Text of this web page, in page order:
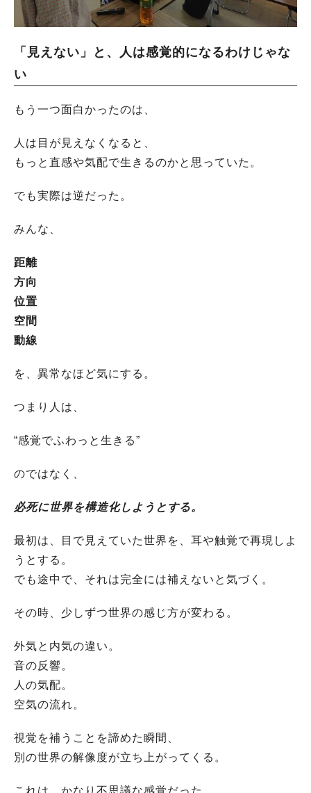
「見えない」と、人は感覚的になるわけじゃな
い
もう一つ面白かったのは、
人は目が見えなくなると、
もっと直感や気配で生きるのかと思っていた。
でも実際は逆だった。
みんな、
距離
方向
位置
空間
動線
を、異常なほど気にする。
つまり人は、
“感覚でふわっと生きる”
のではなく、
必死に世界を構造化しようとする。
最初は、目で見えていた世界を、耳や触覚で再現しよ
うとする。
でも途中で、それは完全には補えないと気づく。
その時、少しずつ世界の感じ方が変わる。
外気と内気の違い。
音の反響。
人の気配。
空気の流れ。
視覚を補うことを諦めた瞬間、
別の世界の解像度が立ち上がってくる。
これは、かなり不思議な感覚だった。